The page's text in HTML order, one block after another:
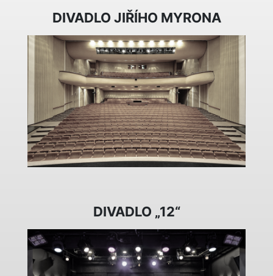
DIVADLO JIŘÍHO MYRONA
DIVADLO „12“